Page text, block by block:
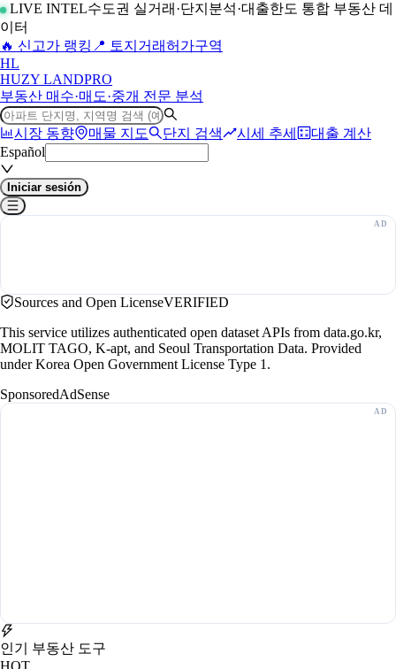
LIVE INTEL수도권 실거래·단지분석·대출한도 통합 부동산 데
이터
🔥 신고가 랭킹 📍 토지거래허가구역
HL
HUZY LANDPRO
부동산 매수·매도·중개 전문 분석
시장 동향 매물 지도 단지 검색 시세 추세
대출 계산
Español
Iniciar sesión
Sources and Open LicenseVERIFIED
This service utilizes authenticated open dataset APIs from data.go.kr,
MOLIT TAGO, K-apt, and Seoul Transportation Data. Provided
under Korea Open Government License Type 1.
SponsoredAdSense
인기 부동산 도구
HOT